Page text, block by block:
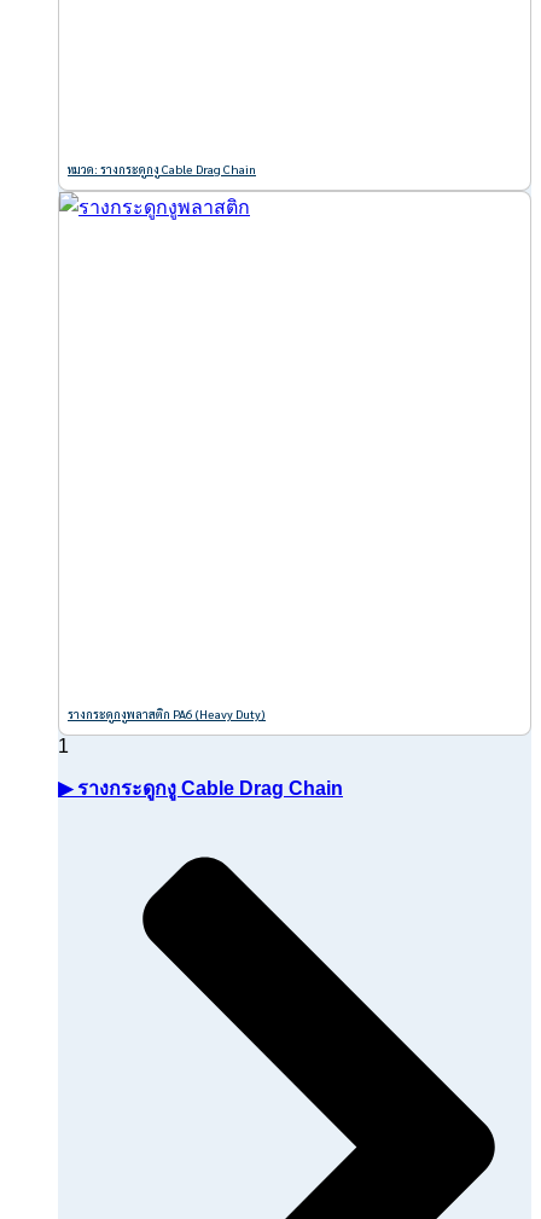
หมวด: รางกระดูกงู Cable Drag Chain
รางกระดูกงูพลาสติก PA6 (Heavy Duty)
▶ รางกระดูกงู Cable Drag Chain